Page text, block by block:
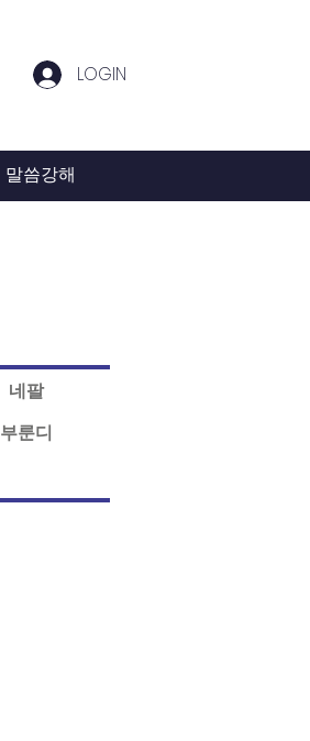
LOGIN
말씀강해
네팔
부룬디